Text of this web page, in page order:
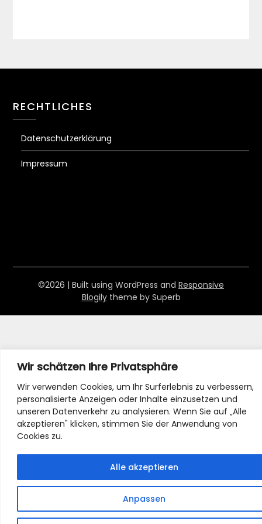
Wir schätzen Ihre Privatsphäre
Wir verwenden Cookies, um Ihr Surferlebnis zu verbessern,
personalisierte Anzeigen oder Inhalte einzusetzen und
unseren Datenverkehr zu analysieren. Wenn Sie auf „Alle
akzeptieren" klicken, stimmen Sie der Anwendung von
Cookies zu.
Anpassen
Alle akzeptieren
RECHTLICHES
Datenschutzerklärung
Impressum
©2026 | Built using WordPress and Responsive
Blogilytheme by Superb